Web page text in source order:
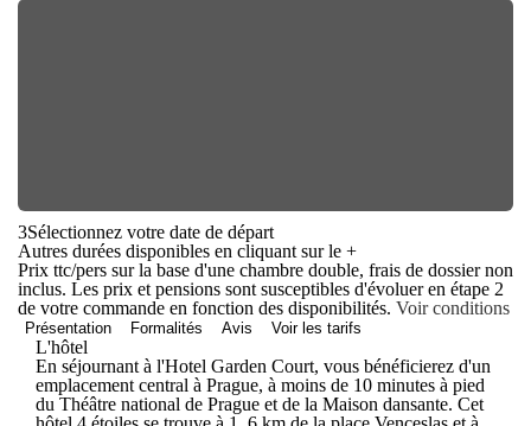
3Sélectionnez votre date de départ
Autres durées disponibles en cliquant sur le +
Prix ttc/pers sur la base d'une chambre double, frais de dossier non
inclus. Les prix et pensions sont susceptibles d'évoluer en étape 2
de votre commande en fonction des disponibilités. Voir conditions
Présentation Formalités Avis Voir les tarifs
L'hôtel
En séjournant à l'Hotel Garden Court, vous bénéficierez d'un
emplacement central à Prague, à moins de 10 minutes à pied
du Théâtre national de Prague et de la Maison dansante. Cet